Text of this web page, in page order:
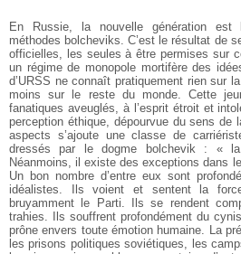
En Russie, la nouvelle génération
méthodes bolcheviks. C’est le résultat de
officielles, les seules à être permises sur
un régime de monopole mortifère des
d’URSS ne connaît pratiquement rien sur
moins sur le reste du monde. Cette
fanatiques aveuglés, à l’esprit étroit et
perception éthique, dépourvue du sens de
aspects s’ajoute une classe de
dressés par le dogme bolchevik : «
Néanmoins, il existe des exceptions dans
Un bon nombre d’entre eux sont
idéalistes. Ils voient et sentent la
bruyamment le Parti. Ils se rendent
trahies. Ils souffrent profondément du
prône envers toute émotion humaine. La
les prisons politiques soviétiques, les